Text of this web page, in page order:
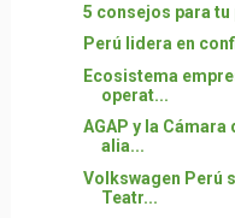
5 consejos para
Perú lidera en
Ecosistema
operat...
AGAP y la
alia...
Volkswagen Perú
Teatr...